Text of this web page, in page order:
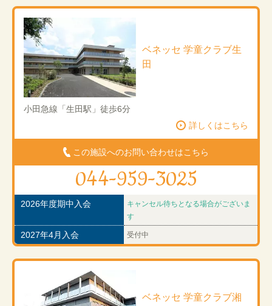
ベネッセ 学童クラブ生
田
小田急線「生田駅」徒歩6分
詳しくはこちら
この施設へのお問い合わせはこちら
044-959-3025
2026年度期中入会
キャンセル待ちとなる場合がございま
す
2027年4月入会 受付中
ベネッセ 学童クラブ湘